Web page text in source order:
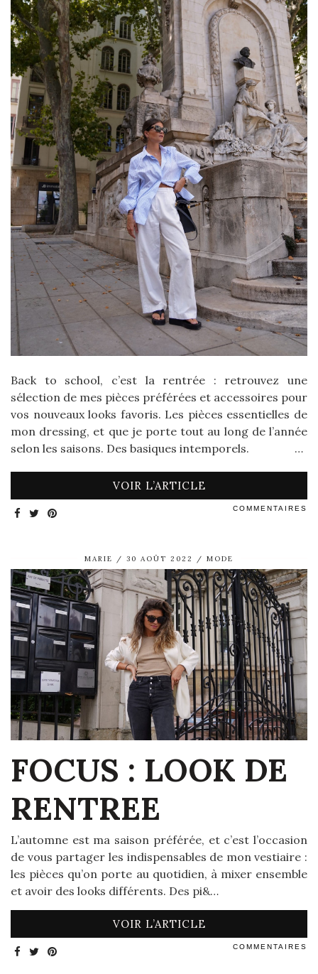
Back to school, c’est la rentrée : retrouvez une
sélection de mes pièces préférées et accessoires pour
vos nouveaux looks favoris. Les pièces essentielles de
mon dressing, et que je porte tout au long de l’année
selon les saisons. Des basiques intemporels. …
VOIR L’ARTICLE
COMMENTAIRES
MARIE 30 AOÛT 2022 MODE
FOCUS : LOOK DE
RENTREE
L’automne est ma saison préférée, et c’est l’occasion
de vous partager les indispensables de mon vestiaire :
les pièces qu’on porte au quotidien, à mixer ensemble
et avoir des looks différents. Des pi&…
VOIR L’ARTICLE
COMMENTAIRES